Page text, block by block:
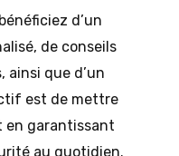
d’un
de conseils
que d’un
est de mettre
en garantissant
au quotidien.